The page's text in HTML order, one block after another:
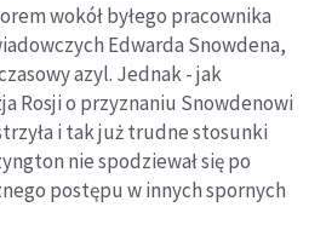
wokół byłego pracownika
Edwarda Snowdena,
azyl. Jednak - jak
Rosji o przyznaniu Snowdenowi
i tak już trudne stosunki
nie spodziewał się po
postępu w innych spornych